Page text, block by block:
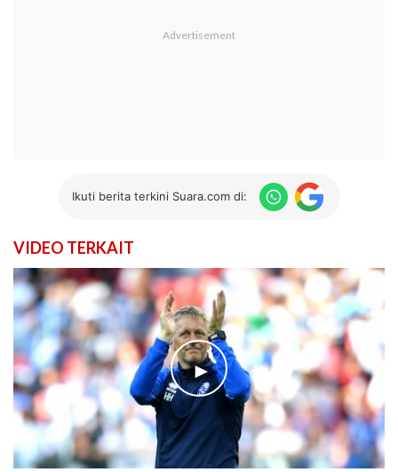
Ikuti berita terkini Suara.com di:
VIDEO TERKAIT
►